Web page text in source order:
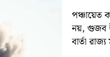
পঞ্চায়েত
নয়, গুজব
বার্তা